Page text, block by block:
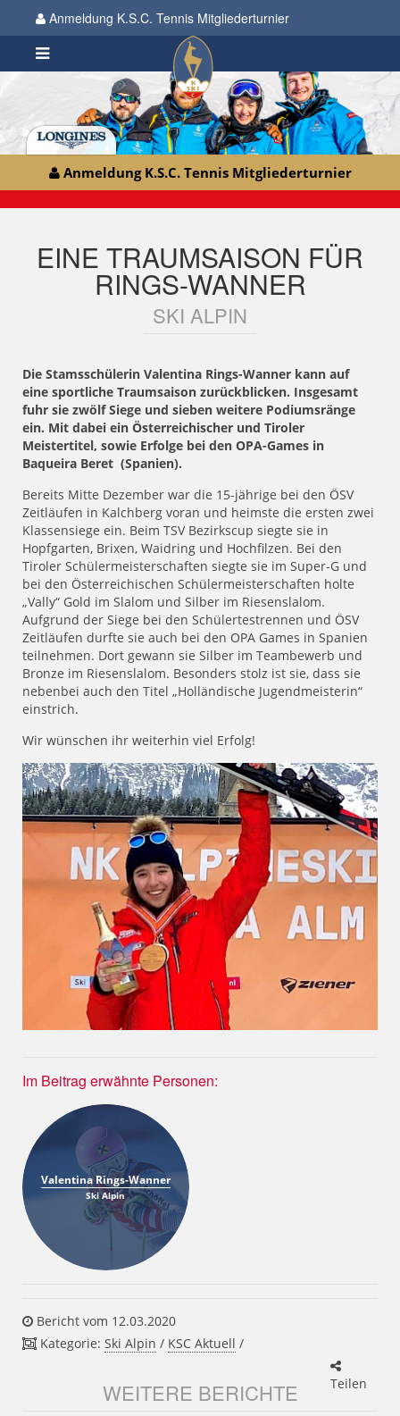
Anmeldung K.S.C. Tennis Mitgliederturnier
Anmeldung K.S.C. Tennis Mitgliederturnier
EINE TRAUMSAISON FÜR
RINGS-WANNER
SKI ALPIN
Die Stamsschülerin Valentina Rings-Wanner kann auf
eine sportliche Traumsaison zurückblicken. Insgesamt
fuhr sie zwölf Siege und sieben weitere Podiumsränge
ein. Mit dabei ein Österreichischer und Tiroler
Meistertitel, sowie Erfolge bei den OPA-Games in
Baqueira Beret (Spanien).
Bereits Mitte Dezember war die 15-jährige bei den ÖSV
Zeitläufen in Kalchberg voran und heimste die ersten zwei
Klassensiege ein. Beim TSV Bezirkscup siegte sie in
Hopfgarten, Brixen, Waidring und Hochfilzen. Bei den
Tiroler Schülermeisterschaften siegte sie im Super-G und
bei den Österreichischen Schülermeisterschaften holte
„Vally“ Gold im Slalom und Silber im Riesenslalom.
Aufgrund der Siege bei den Schülertestrennen und ÖSV
Zeitläufen durfte sie auch bei den OPA Games in Spanien
teilnehmen. Dort gewann sie Silber im Teambewerb und
Bronze im Riesenslalom. Besonders stolz ist sie, dass sie
nebenbei auch den Titel „Holländische Jugendmeisterin“
einstrich.
Wir wünschen ihr weiterhin viel Erfolg!
Im Beitrag erwähnte Personen:
Valentina Rings-Wanner
Ski Alpin
Bericht vom 12.03.2020
Kategorie: Ski Alpin / KSC Aktuell /
Teilen
WEITERE BERICHTE